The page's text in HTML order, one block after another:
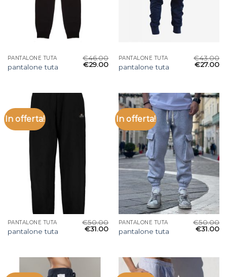
PANTALONE TUTA
pantalone tuta
€46.00
€29.00
PANTALONE TUTA
pantalone tuta
€43.00
€27.00
In offerta!
PANTALONE TUTA
pantalone tuta
€50.00
€31.00
In offerta!
PANTALONE TUTA
pantalone tuta
€50.00
€31.00